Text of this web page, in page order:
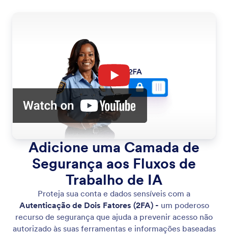
Adicione uma Camada de
Segurança aos Fluxos de
Trabalho de IA
Proteja sua conta e dados sensíveis com a
Autenticação de Dois Fatores (2FA) - um poderoso
recurso de segurança que ajuda a prevenir acesso não
autorizado às suas ferramentas e informações baseadas